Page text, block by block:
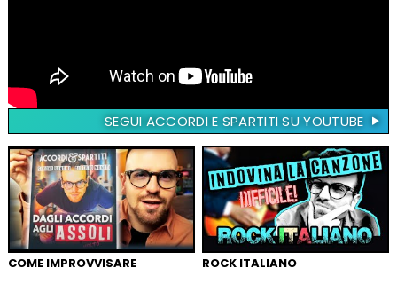
SEGUI ACCORDI E SPARTITI SU YOUTUBE
COME IMPROVVISARE ROCK ITALIANO